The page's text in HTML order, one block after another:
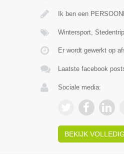
Ik ben een
Wintersport,
Er wordt gewerkt op
Laatste facebook
Sociale media:
BEKIJK